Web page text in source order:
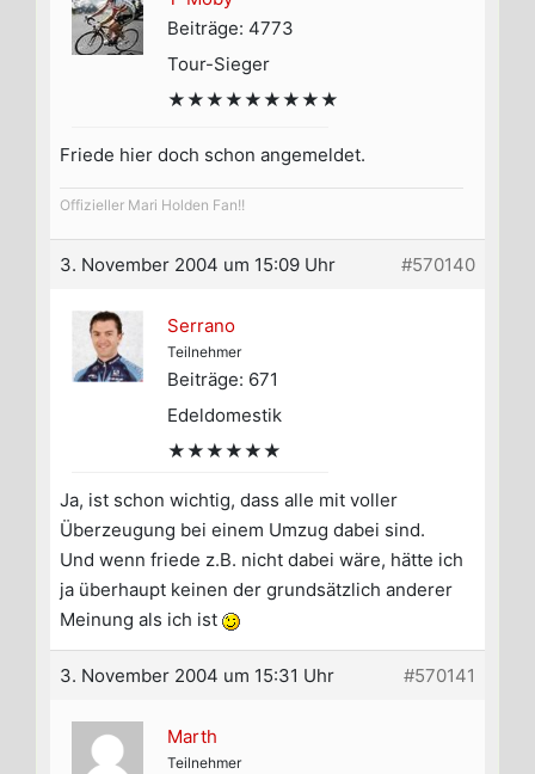
Beiträge: 4773
Tour-Sieger
★★★★★★★★★
Friede hier doch schon angemeldet.
Offizieller Mari Holden Fan!!
3. November 2004 um 15:09 Uhr #570140
Serrano
Teilnehmer
Beiträge: 671
Edeldomestik
★★★★★★
Ja, ist schon wichtig, dass alle mit voller
Überzeugung bei einem Umzug dabei sind.
Und wenn friede z.B. nicht dabei wäre, hätte ich
ja überhaupt keinen der grundsätzlich anderer
Meinung als ich ist
3. November 2004 um 15:31 Uhr #570141
Marth
Teilnehmer